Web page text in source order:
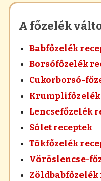
A főzelék
Babfőzelék
Borsófőzelék
Cukorborsó-
Krumplifőzelék
Lencsefőzelék
Sólet receptek
Tökfőzelék
Vöröslencse-
Zöldbabfőzelék